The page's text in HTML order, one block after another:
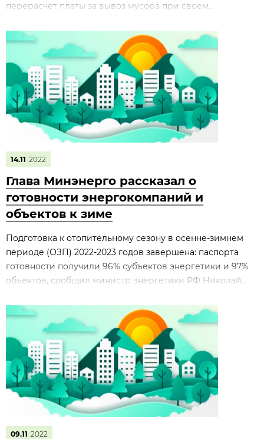
перерасчет платы за вывоз мусора при своем...
14.11 2022
Глава Минэнерго рассказал о
готовности энергокомпаний и
объектов к зиме
Подготовка к отопительному сезону в осенне-зимнем
периоде (ОЗП) 2022-2023 годов завершена: паспорта
готовности получили 96% субъектов энергетики и 97%
объектов, сообщил министр энергетики РФ Николай...
09.11 2022